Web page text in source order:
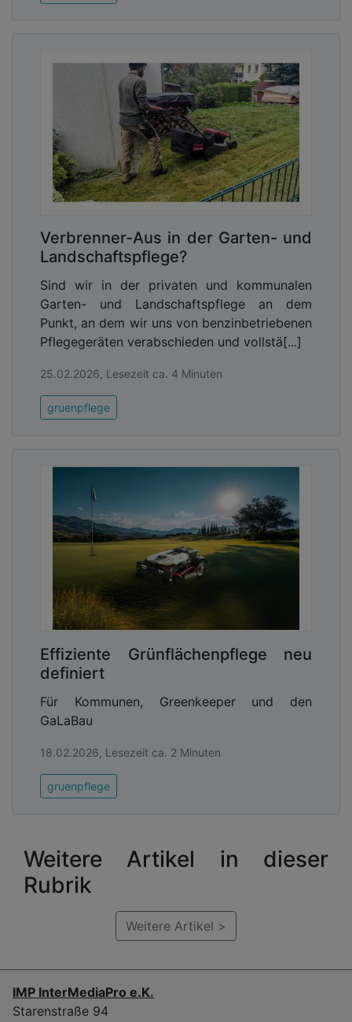
Verbrenner-Aus in der Garten- und
Landschaftspflege?
Sind wir in der privaten und kommunalen
Garten- und Landschaftspflege an dem
Punkt, an dem wir uns von benzinbetriebenen
Pflegegeräten verabschieden und vollstä[...]
25.02.2026, Lesezeit ca. 4 Minuten
gruenpflege
Effiziente Grünflächenpflege neu
definiert
Für Kommunen, Greenkeeper und den
GaLaBau
18.02.2026, Lesezeit ca. 2 Minuten
gruenpflege
Weitere Artikel in dieser
Rubrik
Weitere Artikel >
IMP InterMediaPro e.K.
Starenstraße 94